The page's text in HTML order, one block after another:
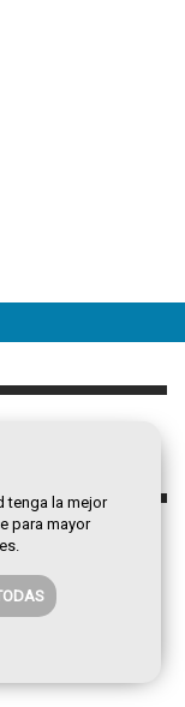
tenga la mejor
para mayor
.